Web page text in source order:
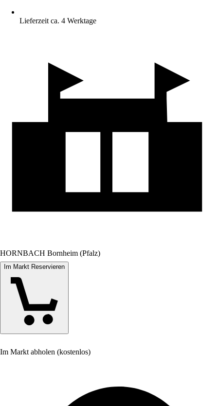
Lieferzeit ca. 4 Werktage
HORNBACH Bornheim (Pfalz)
Im Markt Reservieren
Im Markt abholen (kostenlos)